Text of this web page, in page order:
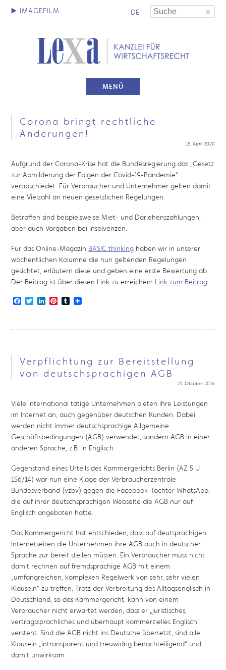
DE
MENÜ
Corona bringt rechtliche
Änderungen!
15. April 2020
Aufgrund der Corona-Krise hat die Bundesregierung das „Gesetz
zur Abmilderung der Folgen der Covid-19-Pandemie“
verabschiedet. Für Verbraucher und Unternehmer gelten damit
eine Vielzahl an neuen gesetzlichen Regelungen.
Betroffen sind beispielsweise Miet- und Darlehenszahlungen,
aber auch Vorgaben bei Insolvenzen.
Für das Online-Magazin BASIC thinking haben wir in unserer
wöchentlichen Kolumne die nun geltenden Regelungen
gesichtet, erläutern diese und geben eine erste Bewertung ab.
Der Beitrag ist über diesen Link zu erreichen: Link zum Beitrag.
Facebook
TwitterLinkedIn
Pinterest
Tumblr
Verpflichtung zur Bereitstellung
von deutschsprachigen AGB
25. Oktober 2016
Viele international tätige Unternehmen bieten ihre Leistungen
im Internet an, auch gegenüber deutschen Kunden. Dabei
werden nicht immer deutschsprachige Allgemeine
Geschäftsbedingungen (AGB) verwendet, sondern AGB in einer
anderen Sprache, z.B. in Englisch.
Gegenstand eines Urteils des Kammergerichts Berlin (AZ 5 U
156/14) war nun eine Klage der Verbraucherzentrale
Bundesverband (vzbv) gegen die Facebook-Tochter WhatsApp,
die auf ihrer deutschsprachigen Webseite die AGB nur auf
Englisch angeboten hatte.
Das Kammergericht hat entschieden, dass auf deutsprachigen
Internetseiten die Unternehmen ihre AGB auch in deutscher
Sprache zur bereit stellen müssen. Ein Verbraucher muss nicht
damit rechnen auf fremdsprachige AGB mit einem
„umfangreichen, komplexen Regelwerk von sehr, sehr vielen
Klauseln“ zu treffen. Trotz der Verbreitung des Alltagsenglisch in
Deutschland, so das Kammergericht, kann von einem
Verbraucher nicht erwartet werden, dass er „juristisches,
vertragssprachliches und überhaupt kommerzielles Englisch“
versteht. Sind die AGB nicht ins Deutsche übersetzt, sind alle
Klauseln „intransparent und treuwidrig benachteiligend“ und
damit unwirksam.